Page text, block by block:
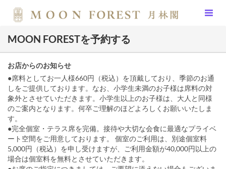
MOON FORESTを予約する
お店からのお知らせ
●席料としてお一人様660円（税込）を頂戴しており、季節のお通
しをご提供しております。なお、小学生未満のお子様は席料の対
象外とさせていただきます。小学生以上のお子様は、大人と同様
のご案内となります。何卒ご理解のほどよろしくお願いいたしま
す。
●完全個室・テラス席を完備。接待や大切な会食に最適なプライベ
ート空間をご用意しております。 個室のご利用は、別途個室料
5,000円（税込）を申し受けますが、ご利用金額が40,000円以上の
場合は個室料を無料とさせていただきます。